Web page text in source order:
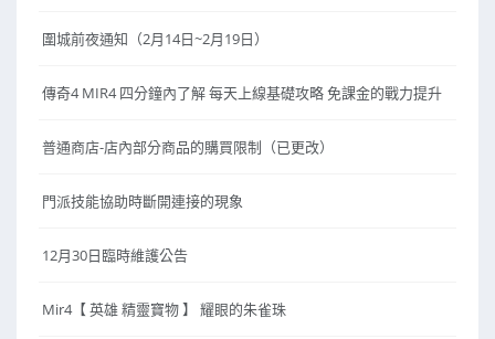
圍城前夜通知（2月14日~2月19日）
傳奇4 MIR4 四分鐘內了解 每天上線基礎攻略 免課金的戰力提升
普通商店-店內部分商品的購買限制（已更改）
門派技能協助時斷開連接的現象
12月30日臨時維護公告
Mir4【 英雄 精靈寶物 】 耀眼的朱雀珠